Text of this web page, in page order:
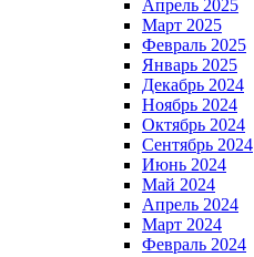
Апрель 2025
Март 2025
Февраль 2025
Январь 2025
Декабрь 2024
Ноябрь 2024
Октябрь 2024
Сентябрь 2024
Июнь 2024
Май 2024
Апрель 2024
Март 2024
Февраль 2024